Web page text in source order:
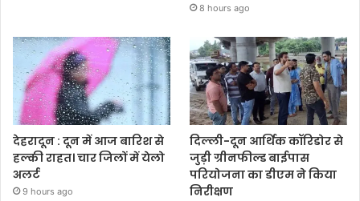
8 hours ago
देहरादून : दून में आज बारिश से
हल्की राहत। चार जिलों में येलो
अलर्ट
9 hours ago
दिल्ली-दून आर्थिक कॉरिडोर से
जुड़ी ग्रीनफील्ड बाईपास
परियोजना का डीएम ने किया
निरीक्षण